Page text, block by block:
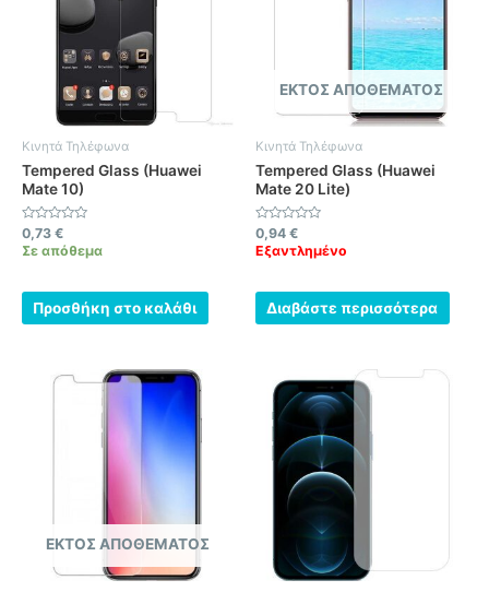
Κινητά Τηλέφωνα
Tempered Glass (Huawei
Mate 10)
Βαθμολογήθηκε
με
0
0,73 €
Σε απόθεμα
Προσθήκη στο καλάθι
ΕΚΤΌΣ ΑΠΟΘΈΜΑΤΟΣ
Κινητά Τηλέφωνα
Tempered Glass (Huawei
Mate 20 Lite)
Βαθμολογήθηκε
με
0
0,94 €
Εξαντλημένο
Διαβάστε περισσότερα
ΕΚΤΌΣ ΑΠΟΘΈΜΑΤΟΣ